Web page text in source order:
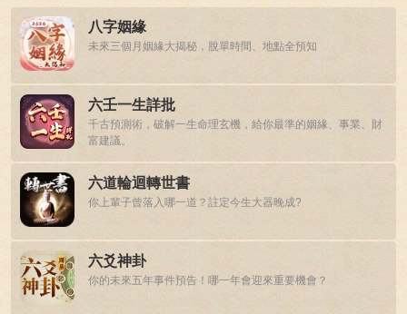
八字姻緣
未來三個月姻緣大揭秘，脫單時間、地點全預知
六壬一生詳批
千古預測術，破解一生命理玄機，給你最準的姻緣、事業、財
富建議。
六道輪迴轉世書
你上輩子曾落入哪一道？註定今生大器晚成?
六爻神卦
你的未來五年事件預告！哪一年會迎來重要機會？